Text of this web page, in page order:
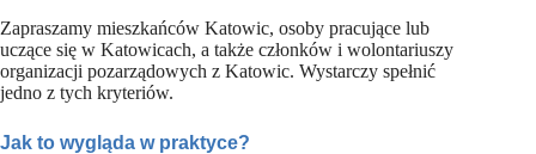
Zapraszamy mieszkańców Katowic, osoby pracujące lub
uczące się w Katowicach, a także członków i wolontariuszy
organizacji pozarządowych z Katowic. Wystarczy spełnić
jedno z tych kryteriów.
Jak to wygląda w praktyce?